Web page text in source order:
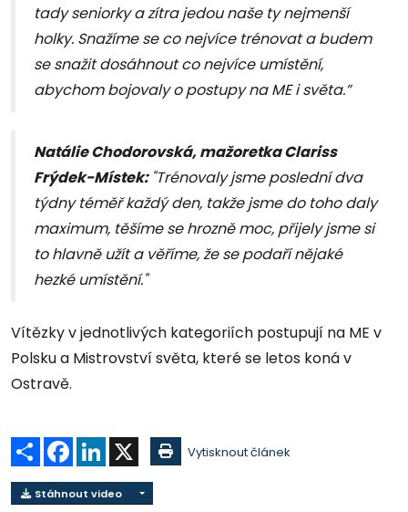
tady seniorky a zítra jedou naše ty nejmenší
holky. Snažíme se co nejvíce trénovat a budem
se snažit dosáhnout co nejvíce umístění,
abychom bojovaly o postupy na ME i světa.”
Natálie Chodorovská, mažoretka Clariss
Frýdek-Místek: "Trénovaly jsme poslední dva
týdny téměř každý den, takže jsme do toho daly
maximum, těšíme se hrozně moc, přijely jsme si
to hlavně užít a věříme, že se podaří nějaké
hezké umístění."
Vítězky v jednotlivých kategoriích postupují na ME v
Polsku a Mistrovství světa, které se letos koná v
Ostravě.
Sdílet Facebook
LinkedIn Vytisknout článek
Stáhnout video